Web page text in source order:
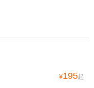
¥195起